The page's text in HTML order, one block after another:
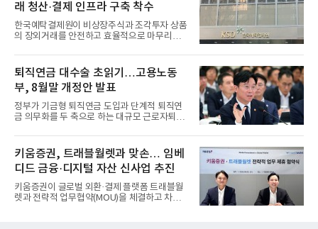
래 청산·결제 인프라 구축 착수
한국예탁결제원이 비상장주식과 조각투자 상품
의 장외거래를 안전하고 효율적으로 마무리하기
퇴직연금 대수술 초읽기…고용노동
부, 8월말 개정안 발표
정부가 기금형 퇴직연금 도입과 단계적 퇴직연
금 의무화를 두 축으로 하는 대규모 근로자퇴직
키움증권, 트래블월렛과 맞손… 임베
디드 금융·디지털 자산 신사업 추진
키움증권이 글로벌 외환·결제 플랫폼 트래블월
렛과 전략적 업무협약(MOU)을 체결하고 차세